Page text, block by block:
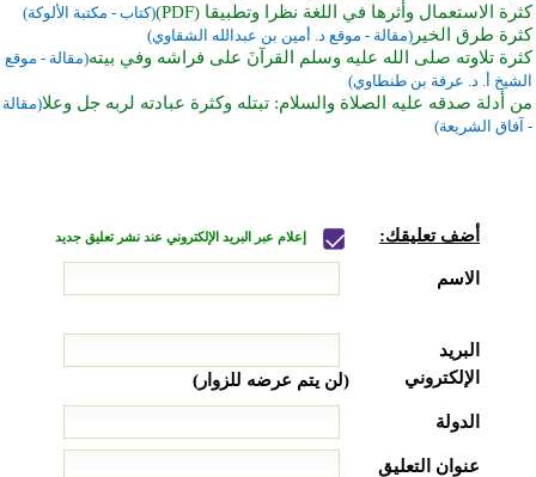
كثرة الاستعمال وأثرها في اللغة نظرا وتطبيقا (PDF) (كتاب - مكتبة الألوكة)
كثرة طرق الخير (مقالة - موقع د. أمين بن عبدالله الشقاوي)
كثرة تلاوته صلى الله عليه وسلم القرآنَ على فراشه وفي بيته(مقالة - موقع
الشيخ أ. د. عرفة بن طنطاوي)
من أدلة صدقه عليه الصلاة والسلام: تبتله وكثرة عبادته لربه جل وعلا(مقالة
- آفاق الشريعة)
أضف تعليقك: إعلام عبر البريد الإلكتروني عند نشر تعليق جديد
الاسم
البريد
الإلكتروني
(لن يتم عرضه للزوار)
الدولة
عنوان التعليق